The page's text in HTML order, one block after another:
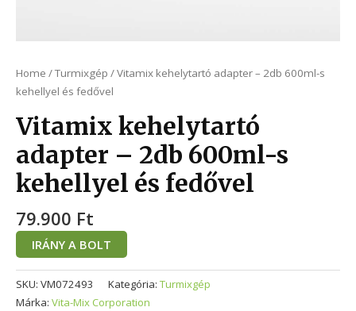
Home /Turmixgép / Vitamix kehelytartó adapter – 2db 600ml-s
kehellyel és fedővel
Vitamix kehelytartó
adapter – 2db 600ml-s
kehellyel és fedővel
79.900 Ft
IRÁNY A BOLT
SKU: VM072493 Kategória: Turmixgép
Márka: Vita-Mix Corporation